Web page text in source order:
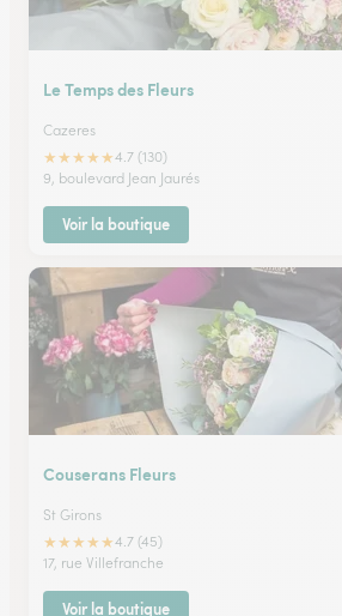
Le Temps des Fleurs
Cazeres
★★★★★4.7 (130)
9, boulevard Jean Jaurés
Voir la boutique
Couserans Fleurs
St Girons
★★★★★4.7 (45)
17, rue Villefranche
Voir la boutique